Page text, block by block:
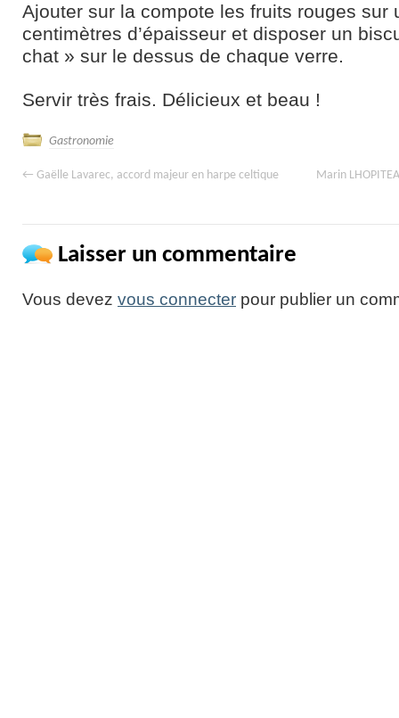
Ajouter sur la compote les fruits rouges sur
centimètres d’épaisseur et disposer un
chat » sur le dessus de chaque verre.
Servir très frais. Délicieux et beau !
Gastronomie
← Gaëlle Lavarec, accord majeur en harpe celtique Marin
Laisser un commentaire
Vous devez vous connecter pour publier un